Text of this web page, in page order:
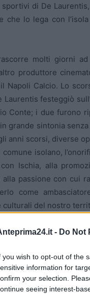
- Do Not
you wish to opt-out of the
information for
your selection.
seeing interest-
di De
che lo lega con
molti giorni ad
produttore
Napoli Calcio. Lo
festeggiò
Conte; i due furono
grande sintonia
anni scorsi, diverse
isolano,
Ischia, alla
alla passione con cui
come
del nostro